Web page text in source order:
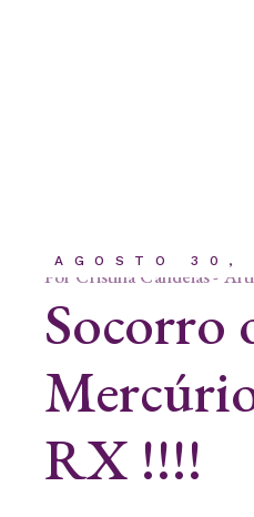
AGOSTO 30,
Por Cristina Candeias
Socorro
RX !!!!